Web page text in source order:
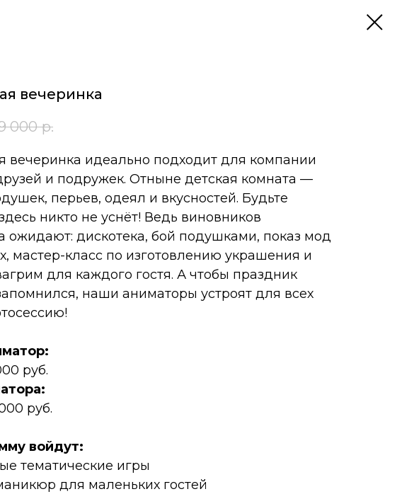
вечеринка
000 р.
вечеринка идеально подходит для компании
и подружек. Отныне детская комната —
перьев, одеял и вкусностей. Будьте
никто не уснёт! Ведь виновников
ожидают: дискотека, бой подушками, показ мод
мастер-класс по изготовлению украшения и
для каждого гостя. А чтобы праздник
наши аниматоры устроят для всех
руб.
руб.
войдут:
тематические игры
для маленьких гостей